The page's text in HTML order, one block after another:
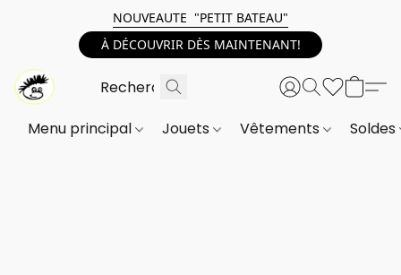
NOUVEAUTE "PETIT BATEAU"
À DÉCOUVRIR DÈS MAINTENANT!
Menu principal Jouets Vêtements Soldes